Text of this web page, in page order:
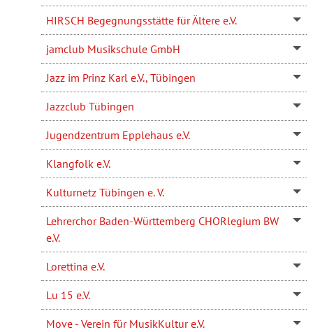
HIRSCH Begegnungsstätte für Ältere e.V.
jamclub Musikschule GmbH
Jazz im Prinz Karl e.V., Tübingen
Jazzclub Tübingen
Jugendzentrum Epplehaus e.V.
Klangfolk e.V.
Kulturnetz Tübingen e. V.
Lehrerchor Baden-Württemberg CHORlegium BW
e.V.
Lorettina e.V.
Lu 15 e.V.
Move - Verein für MusikKultur e.V.